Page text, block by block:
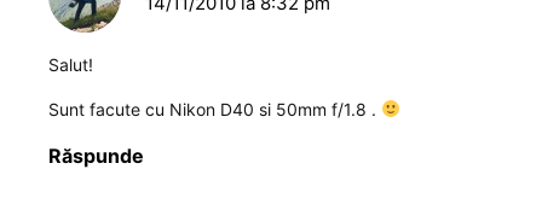
Salut!
Sunt facute cu Nikon D40 si 50mm f/1.8 .
Răspunde